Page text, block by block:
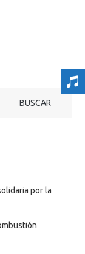
BUSCAR
por la